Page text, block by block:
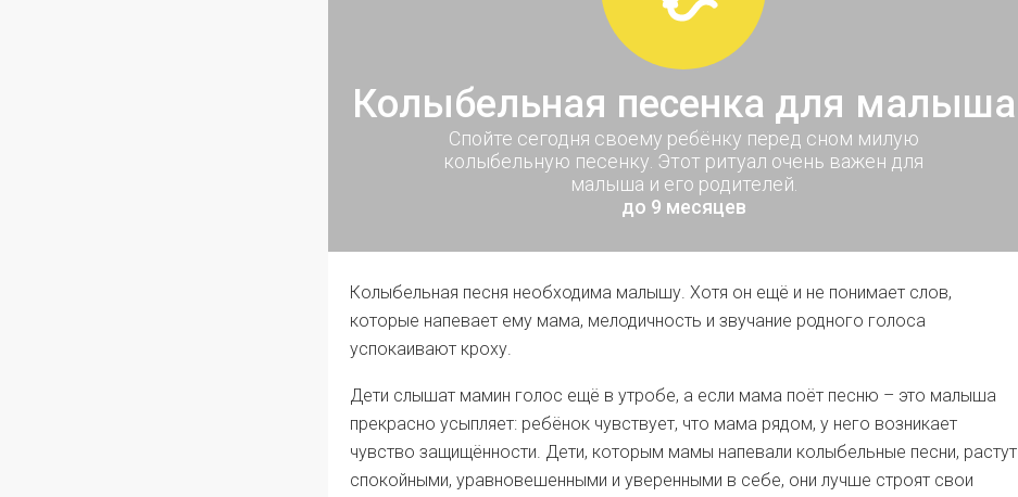
Колыбельная песенка для малыша
Спойте сегодня своему ребёнку перед сном милую
колыбельную песенку. Этот ритуал очень важен для
малыша и его родителей.
до 9 месяцев
Колыбельная песня необходима малышу. Хотя он ещё и не понимает слов,
которые напевает ему мама, мелодичность и звучание родного голоса
успокаивают кроху.
Дети слышат мамин голос ещё в утробе, а если мама поёт песню – это малыша
прекрасно усыпляет: ребёнок чувствует, что мама рядом, у него возникает
чувство защищённости. Дети, которым мамы напевали колыбельные песни, растут
спокойными, уравновешенными и уверенными в себе, они лучше строят свои